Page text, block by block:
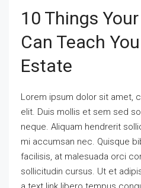
10 Things
Can Teach
Estate
Lorem ipsum dolor sit amet,
elit. Duis mollis et sem sed
neque. Aliquam hendrerit
mi accumsan nec. Quisque
facilisis, at malesuada orci
sollicitudin cursus. Ut et